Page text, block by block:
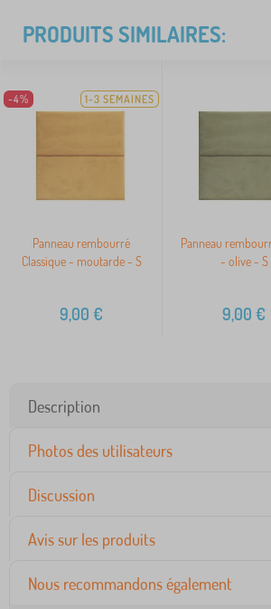
PRODUITS SIMILAIRES:
-4% 1-3 SEMAINES
Panneau rembourré
Classique - moutarde - S
9,00 €
Panneau
- olive - S
9,00 €
Description
Photos des utilisateurs
Discussion
Avis sur les produits
Nous recommandons également